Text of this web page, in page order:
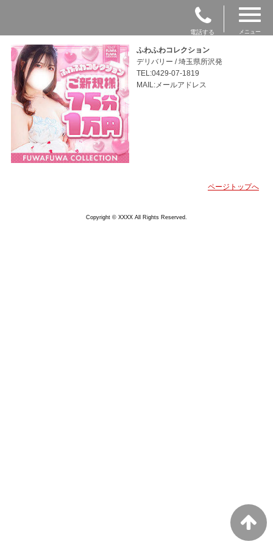
電話する メニュー
ふわふわコレクション
デリバリー / 埼玉県所沢発
TEL:0429-07-1819
MAIL:メールアドレス
ページトップへ
Copyright © XXXX All Rights Reserved.